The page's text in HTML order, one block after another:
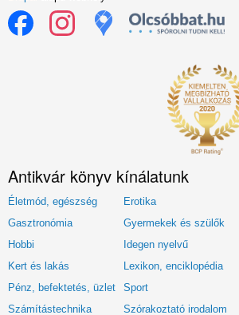
Antikvár könyv kínálatunk
Életmód, egészség Erotika
Gasztronómia
Gyermekek és szülők
Hobbi
Idegen nyelvű
Kert és lakás
Lexikon, enciklopédia
Pénz, befektetés, üzlet
Sport
Számítástechnika
Szórakoztató irodalom